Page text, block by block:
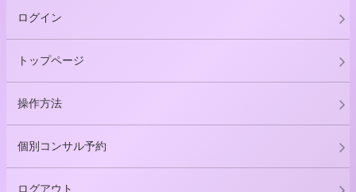
ログイン
トップページ
操作方法
個別コンサル予約
ログアウト